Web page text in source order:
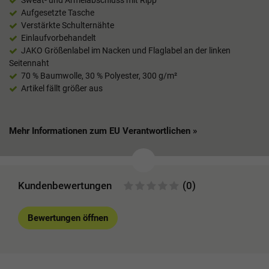
Aufgesetzte Tasche
Verstärkte Schulternähte
Einlaufvorbehandelt
JAKO Größenlabel im Nacken und Flaglabel an der linken
Seitennaht
70 % Baumwolle, 30 % Polyester, 300 g/m²
Artikel fällt größer aus
Mehr Informationen zum EU Verantwortlichen »
Kundenbewertungen (0)
Bewertungen öffnen